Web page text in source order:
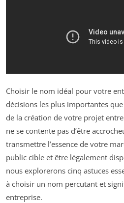
Choisir le nom idéal pour votre
décisions les plus importantes
de la création de votre projet
ne se contente pas d’être
transmettre l’essence de votre
public cible et être légalement
nous explorerons cinq astuces
à choisir un nom percutant et
entreprise.